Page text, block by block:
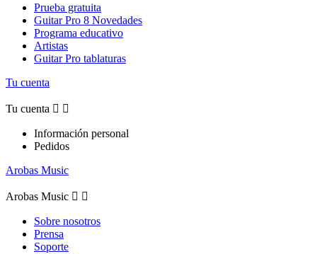
Prueba gratuita
Guitar Pro 8 Novedades
Programa educativo
Artistas
Guitar Pro tablaturas
Tu cuenta
Tu cuenta  
Información personal
Pedidos
Arobas Music
Arobas Music  
Sobre nosotros
Prensa
Soporte